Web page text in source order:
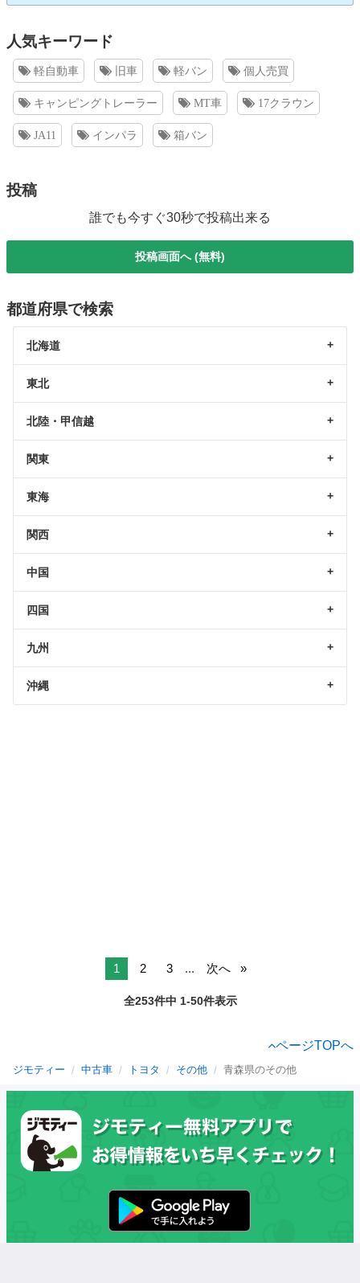
人気キーワード
軽自動車 旧車 軽バン 個人売買
キャンピングトレーラー MT車 17クラウン
JA11 インパラ 箱バン
投稿
誰でも今すぐ30秒で投稿出来る
投稿画面へ (無料)
都道府県で検索
北海道
東北
北陸・甲信越
関東
東海
関西
中国
四国
九州
沖縄
1 2 3 ... 次へ
全253件中 1-50件表示
ページTOPへ
ジモティー 中古車 トヨタ その他 青森県のその他